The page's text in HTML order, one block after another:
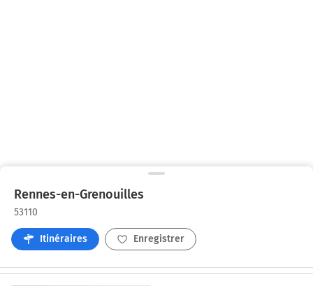
Rennes-en-Grenouilles
53110
Itinéraires Enregistrer